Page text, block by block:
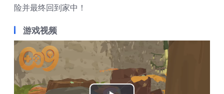
险并最终回到家中！
游戏视频